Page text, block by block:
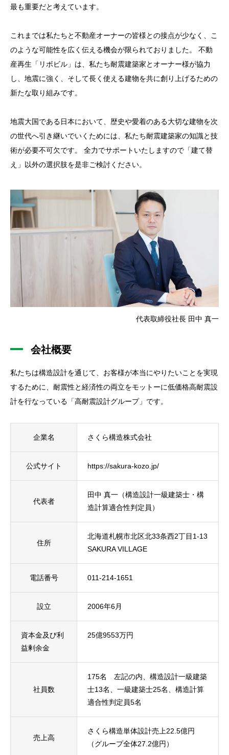
最も重要だと考えています。
これまでは私たちと不動産オーナーの皆様との接点が少なく、こ
のような可能性を広く伝える機会が限られておりました。 不動
産再生「リボビル」は、私たち耐震建築家とオーナー様が協力
し、地震に強く、そして長く使える建物を共に創り上げるための
新たな取り組みです。
地震大国である日本において、歴史や愛着のある大切な建物を次
の世代へ引き継いでいくためには、私たち耐震建築家の知識と技
術が必要不可欠です。 全力でサポートいたしますので「建て替
え」以外の選択肢を是非ご検討ください。
代表取締役社長 ⽥中 真⼀
会社概要
私たちは構造設計を通じて、お客様が本当にやりたいことを実現
するために、耐震性と経済性の両立をモットーに低価格高耐震設
計を行なっている「高耐震設計グループ」です。
企業名 さくら構造株式会社
公式サイト https://sakura-kozo.jp/
代表者
田中 真一（構造設計一級建築士・構
造計算適合性判定員）
住所
北海道札幌市北区北33条西2丁目1-13
SAKURA VILLAGE
電話番号 011-214-1651
設立 2006年6月
資本金及び利
益剰余金
25億9553万円
社員数
175名 左記の内、構造設計一級建築
士13名、一級建築士25名、構造計算
適合性判定員5名
売上高
さくら構造単体設計売上22.5億円
（グループ全体27.2億円）